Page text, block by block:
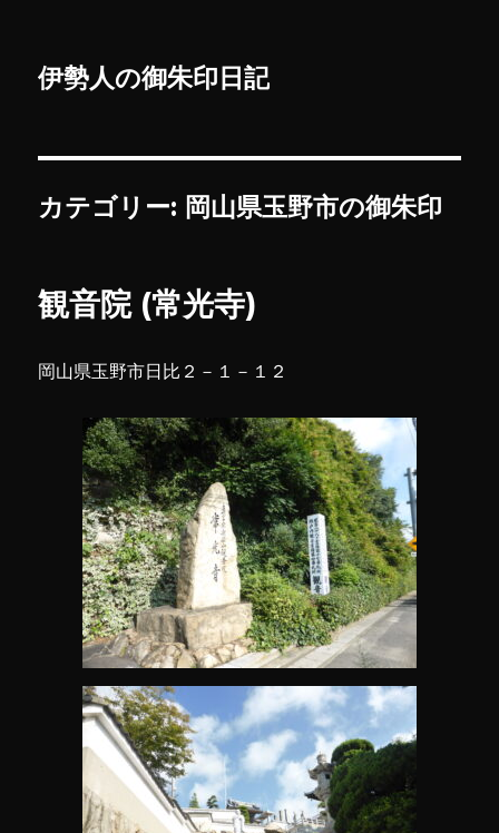
伊勢人の御朱印日記
カテゴリー: 岡山県玉野市の御朱印
観音院 (常光寺)
岡山県玉野市日比２－１－１２